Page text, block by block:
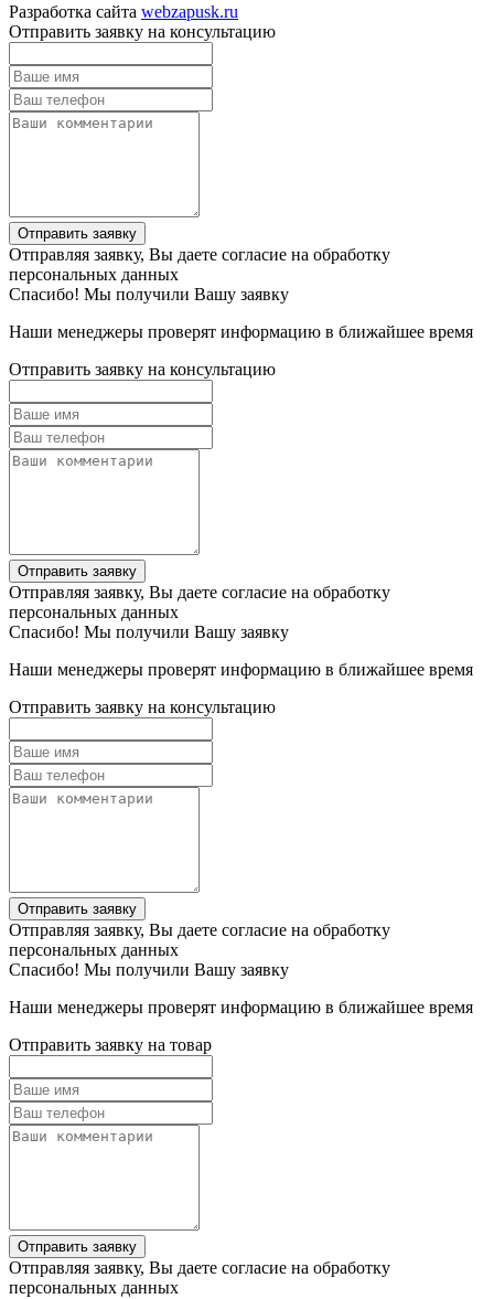
Разработка сайта webzapusk.ru
Отправить заявку на консультацию
Отправить заявку
Отправляя заявку, Вы даете согласие на обработку
персональных данных
Спасибо! Мы получили Вашу заявку
Наши менеджеры проверят информацию в ближайшее время
Отправить заявку на консультацию
Отправить заявку
Отправляя заявку, Вы даете согласие на обработку
персональных данных
Спасибо! Мы получили Вашу заявку
Наши менеджеры проверят информацию в ближайшее время
Отправить заявку на консультацию
Отправить заявку
Отправляя заявку, Вы даете согласие на обработку
персональных данных
Спасибо! Мы получили Вашу заявку
Наши менеджеры проверят информацию в ближайшее время
Отправить заявку на товар
Отправить заявку
Отправляя заявку, Вы даете согласие на обработку
персональных данных